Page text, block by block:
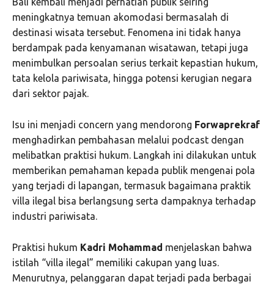
meningkatnya temuan akomodasi bermasalah di
destinasi wisata tersebut. Fenomena ini tidak hanya
berdampak pada kenyamanan wisatawan, tetapi juga
menimbulkan persoalan serius terkait kepastian hukum,
tata kelola pariwisata, hingga potensi kerugian negara
dari sektor pajak.
Isu ini menjadi concern yang mendorong Forwaprekraf
menghadirkan pembahasan melalui podcast dengan
melibatkan praktisi hukum. Langkah ini dilakukan untuk
memberikan pemahaman kepada publik mengenai pola
yang terjadi di lapangan, termasuk bagaimana praktik
villa ilegal bisa berlangsung serta dampaknya terhadap
industri pariwisata.
Praktisi hukum Kadri Mohammad menjelaskan bahwa
istilah “villa ilegal” memiliki cakupan yang luas.
Menurutnya, pelanggaran dapat terjadi pada berbagai